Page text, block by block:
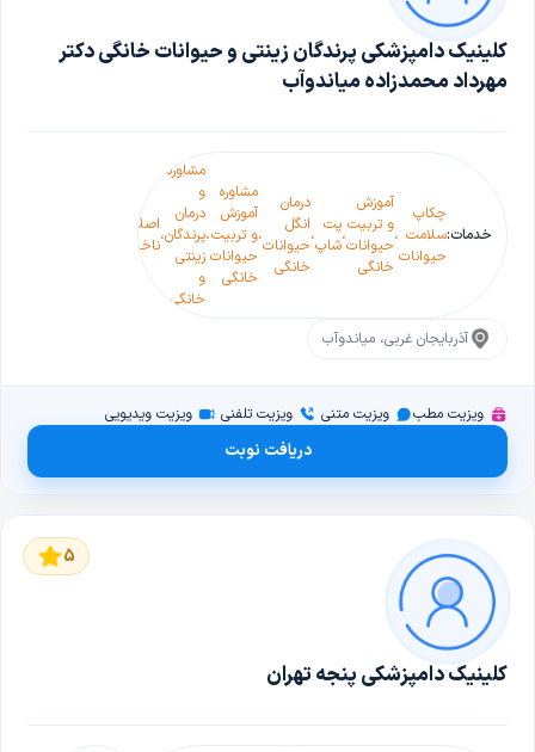
کلینیک دامپزشکی پرندگان زینتی و حیوانات خانگی دکتر
مهرداد محمدزاده میاندوآب
خدمات:
چکاپ
سلامت
حیوانات
،
آموزش
و تربیت
حیوانات
خانگی
،پت
شاپ،
درمان
انگل
حیوانات
خانگی
،
مشاوره
آموزش
و تربیت
حیوانات
خانگی
،
مشاوره
و
درمان
پرندگان
زینتی
و
خانگی
،اصلاح
ناخن
آذربایجان غربی، میاندوآب
ویزیت مطب ویزیت متنی ویزیت تلفنی ویزیت ویدیویی
دریافت نوبت
5
کلینیک دامپزشکی پنجه تهران